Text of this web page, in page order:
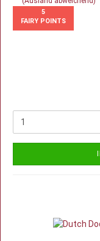
5
FAIRY POINTS